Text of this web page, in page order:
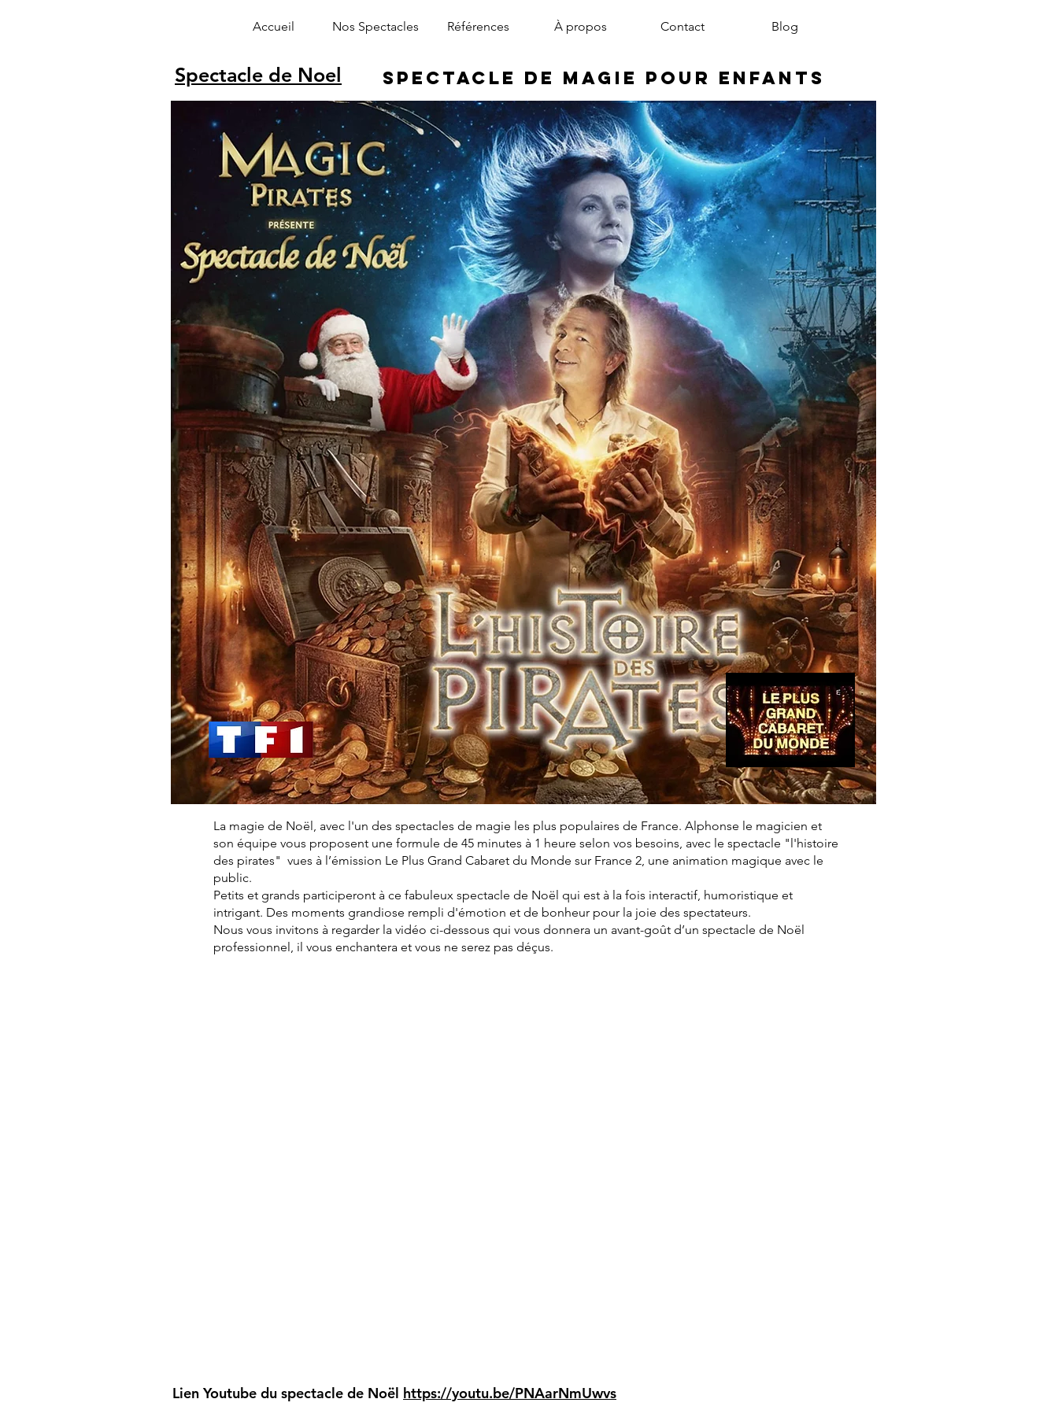
Accueil Nos Spectacles Références À propos Contact Blog
Spectacle de Noel Spectacle de Magie pour enfants
Alphonse le magicien arbre de noël
La magie de Noël, avec l'un des spectacles de magie les plus populaires de France. Alphonse le magicien et
son équipe vous proposent une formule de 45 minutes à 1 heure selon vos besoins, avec le spectacle "l'histoire
des pirates" vues à l’émission Le Plus Grand Cabaret du Monde sur France 2, une animation magique avec le
public.
Petits et grands participeront à ce fabuleux spectacle de Noël qui est à la fois interactif, humoristique et
intrigant. Des moments grandiose rempli d'émotion et de bonheur pour la joie des spectateurs.
Nous vous invitons à regarder la vidéo ci-dessous qui vous donnera un avant-goût d’un spectacle de Noël
professionnel, il vous enchantera et vous ne serez pas déçus.
Lien Youtube du spectacle de Noël https://youtu.be/PNAarNmUwvs